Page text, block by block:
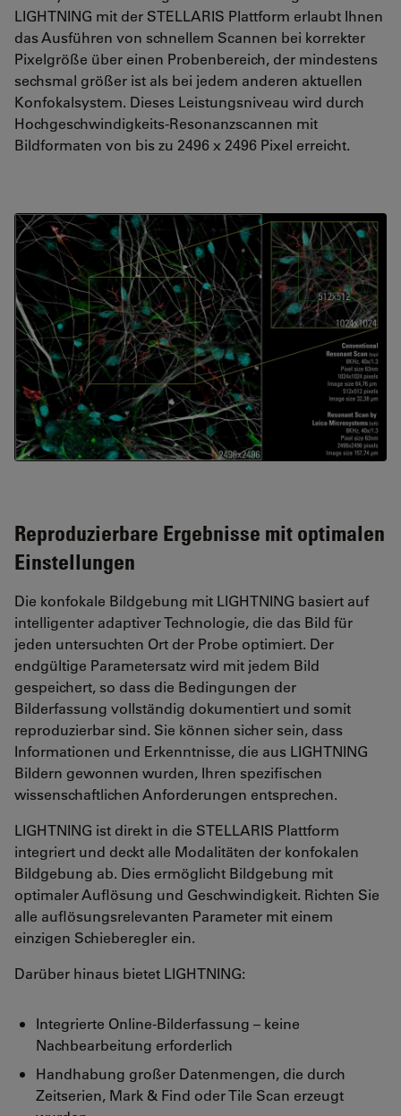
LIGHTNING mit der STELLARIS Plattform erlaubt Ihnen
das Ausführen von schnellem Scannen bei korrekter
Pixelgröße über einen Probenbereich, der mindestens
sechsmal größer ist als bei jedem anderen aktuellen
Konfokalsystem. Dieses Leistungsniveau wird durch
Hochgeschwindigkeits-Resonanzscannen mit
Bildformaten von bis zu 2496 x 2496 Pixel erreicht.
Reproduzierbare Ergebnisse mit optimalen
Einstellungen
Die konfokale Bildgebung mit LIGHTNING basiert auf
intelligenter adaptiver Technologie, die das Bild für
jeden untersuchten Ort der Probe optimiert. Der
endgültige Parametersatz wird mit jedem Bild
gespeichert, so dass die Bedingungen der
Bilderfassung vollständig dokumentiert und somit
reproduzierbar sind. Sie können sicher sein, dass
Informationen und Erkenntnisse, die aus LIGHTNING
Bildern gewonnen wurden, Ihren spezifischen
wissenschaftlichen Anforderungen entsprechen.
LIGHTNING ist direkt in die STELLARIS Plattform
integriert und deckt alle Modalitäten der konfokalen
Bildgebung ab. Dies ermöglicht Bildgebung mit
optimaler Auflösung und Geschwindigkeit. Richten Sie
alle auflösungsrelevanten Parameter mit einem
einzigen Schieberegler ein.
Darüber hinaus bietet LIGHTNING:
Integrierte Online-Bilderfassung – keine
Nachbearbeitung erforderlich
Handhabung großer Datenmengen, die durch
Zeitserien, Mark & Find oder Tile Scan erzeugt